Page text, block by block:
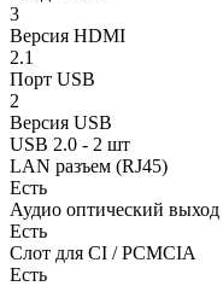
3
Версия HDMI
2.1
Порт USB
2
Версия USB
USB 2.0 - 2 шт
LAN разъем (RJ45)
Есть
Аудио оптический выход
Есть
Слот для CI / PCMCIA
Есть